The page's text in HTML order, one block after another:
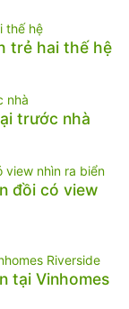
trẻ hai thế hệ
trước nhà
đồi có view
tại Vinhomes